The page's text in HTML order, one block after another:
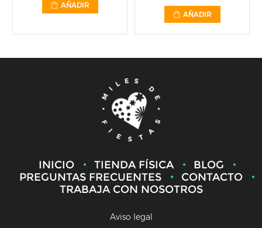
AÑADIR
AÑADIR
INICIO TIENDA FÍSICA
BLOG
PREGUNTAS FRECUENTES
CONTACTO
TRABAJA CON NOSOTROS
Aviso legal